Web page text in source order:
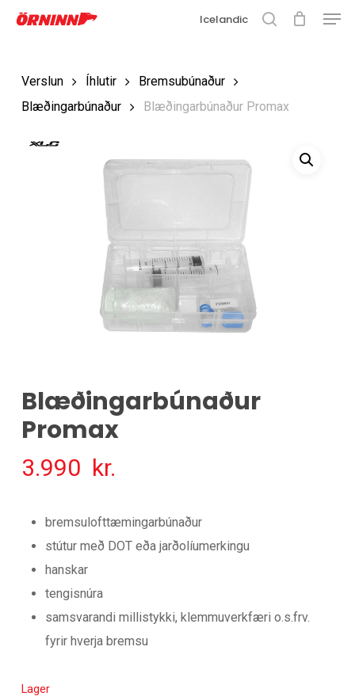
Fara
Icelandic
Verslun Íhlutir
Bremsubúnaður
Blæðingarbúnaður
Blæðingarbúnaður Promax
Blæðingarbúnaður
Promax
3.990 kr.
bremsulofttæmingarbúnaður
stútur með DOT eða jarðolíumerkingu
hanskar
tengisnúra
samsvarandi millistykki, klemmuverkfæri o.s.frv.
fyrir hverja bremsu
Lager